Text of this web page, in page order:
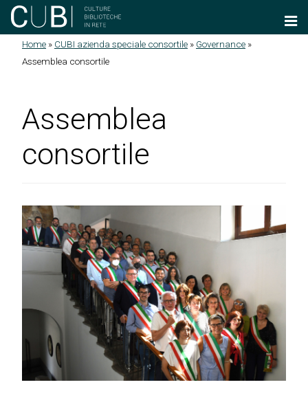
Salta al contenuto principale
Tu sei qui
Home » CUBI azienda speciale consortile » Governance »
Assemblea consortile
Assemblea
consortile